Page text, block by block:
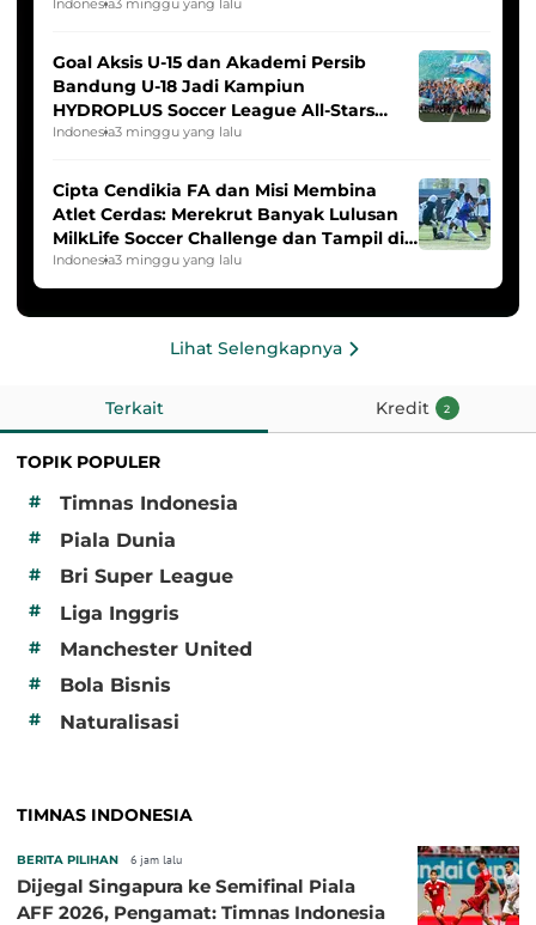
Indonesia3 minggu yang lalu
Goal Aksis U-15 dan Akademi Persib
Bandung U-18 Jadi Kampiun
HYDROPLUS Soccer League All-Stars
2025/2026
Indonesia3 minggu yang lalu
Cipta Cendikia FA dan Misi Membina
Atlet Cerdas: Merekrut Banyak Lulusan
MilkLife Soccer Challenge dan Tampil di
HYDROPLUS Soccer League
Indonesia3 minggu yang lalu
Lihat Selengkapnya
Terkait Kredit 2
TOPIK POPULER
#
Timnas Indonesia
# Piala Dunia
# Bri Super League
# Liga Inggris
# Manchester United
# Bola Bisnis
# Naturalisasi
TIMNAS INDONESIA
BERITA PILIHAN 6 jam lalu
Dijegal Singapura ke Semifinal Piala
AFF 2026, Pengamat: Timnas Indonesia